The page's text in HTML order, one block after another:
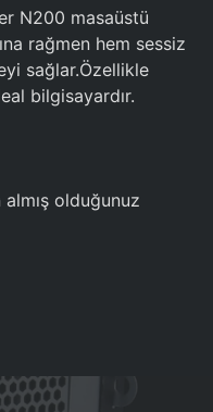
N200 masaüstü
rağmen hem sessiz
sağlar.Özellikle
bilgisayardır.
olduğunuz